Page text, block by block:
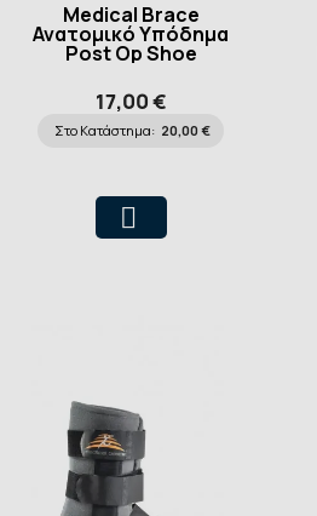
Medical Brace
Ανατομικό Υπόδημα
Post Op Shoe
17,00 €
Στο Κατάστημα: 20,00 €